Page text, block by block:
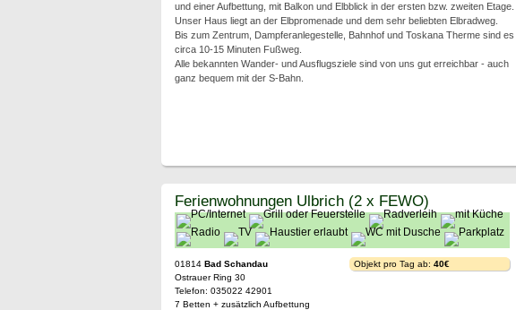
und einer Aufbettung, mit Balkon und Elbblick in der ersten bzw. zweiten Etage.
Unser Haus liegt an der Elbpromenade und dem sehr beliebten Elbradweg.
Bis zum Zentrum, Dampferanlegestelle, Bahnhof und Toskana Therme sind es
circa 10-15 Minuten Fußweg.
Alle bekannten Wander- und Ausflugsziele sind von uns gut erreichbar - auch
ganz bequem mit der S-Bahn.
Ferienwohnungen Ulbrich (2 x FEWO)
01814 Bad Schandau
Ostrauer Ring 30
Telefon: 035022 42901
7 Betten + zusätzlich Aufbettung
Objekt pro Tag ab: 40€